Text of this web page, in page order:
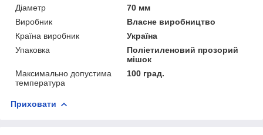
Діаметр
70 мм
Виробник
Власне виробництво
Країна виробник
Україна
Упаковка
Поліетиленовий прозорий
мішок
Максимально допустима
температура
100 град.
Приховати